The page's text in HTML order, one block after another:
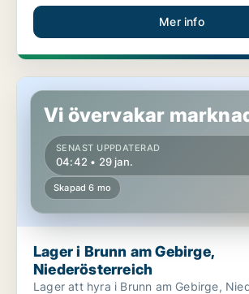
Mer info
Lager i Brunn am Gebirge, Niederösterreich
Vi övervakar
SENAST UPPDATERAD
04:42 • 29 jan.
Skapad 6 mo
Lager i Brunn am Gebirge,
Niederösterreich
Lager att hyra i Brunn am Gebirge,